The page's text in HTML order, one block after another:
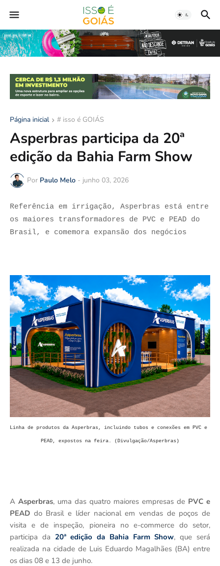
Página inicial # isso é GOIÁS
Asperbras participa da 20ª
edição da Bahia Farm Show
Por Paulo Melo - junho 03, 2026
Referência em irrigação, Asperbras está entre
os maiores transformadores de PVC e PEAD do
Brasil, e comemora expansão dos negócios
Linha de produtos da Asperbras, incluindo tubos e conexões em PVC e
PEAD, expostos na feira. (Divulgação/Asperbras)
A Asperbras, uma das quatro maiores empresas de PVC e
PEAD do Brasil e líder nacional em vendas de poços de
visita e de inspeção, pioneira no e-commerce do setor,
participa da 20ª edição da Bahia Farm Show, que será
realizada na cidade de Luis Eduardo Magalhães (BA) entre
os dias 08 e 13 de junho.